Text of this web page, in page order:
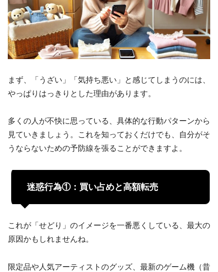
まず、「うざい」「気持ち悪い」と感じてしまうのには、
やっぱりはっきりとした理由があります。
多くの人が不快に思っている、具体的な行動パターンから
見ていきましょう。これを知っておくだけでも、自分がそ
うならないための予防線を張ることができますよ。
迷惑行為①：買い占めと高額転売
これが「せどり」のイメージを一番悪くしている、最大の
原因かもしれませんね。
限定品や人気アーティストのグッズ、最新のゲーム機（昔